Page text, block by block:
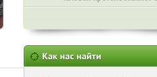
Как нас найти